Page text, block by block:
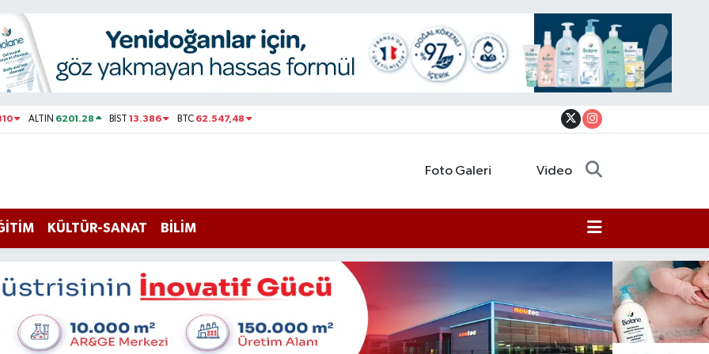
ALTIN 6201.28 BİST13.386 BTC 62.547,48
Foto Galeri Video
KÜLTÜR-SANAT BİLİM